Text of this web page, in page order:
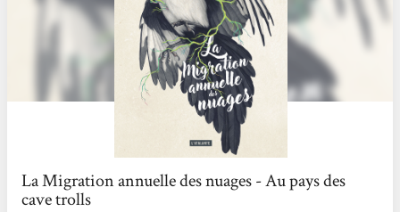
La Migration annuelle des nuages - Au pays des
cave trolls